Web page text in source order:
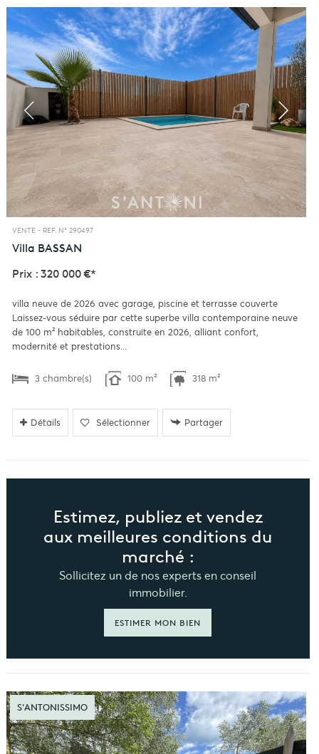
VENTE - REF. N° 290497
Villa BASSAN
Prix : 320 000 €*
villa neuve de 2026 avec garage, piscine et terrasse couverte
Laissez-vous séduire par cette superbe villa contemporaine neuve
de 100 m² habitables, construite en 2026, alliant confort,
modernité et prestations...
3 chambre(s) 100 m² 318 m²
Détails Sélectionner Partager
Estimez, publiez et vendez
aux meilleures conditions du
marché :
Sollicitez un de nos experts en conseil
immobilier.
ESTIMER MON BIEN
S'ANTONISSIMO